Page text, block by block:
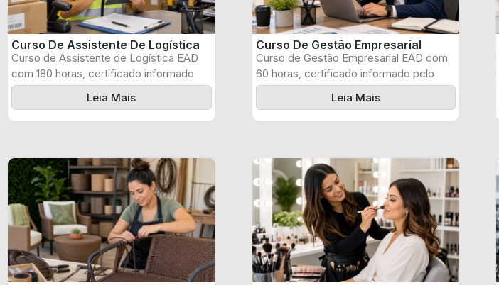
Curso De Assistente De Logística
Curso de Assistente de Logística EAD
com 180 horas, certificado informado
pelo produtor ...
Leia Mais
Curso De Gestão Empresarial
Curso de Gestão Empresarial EAD com
60 horas, certificado informado pelo
produtor e ...
Leia Mais